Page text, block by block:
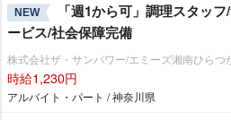
NEW
「週1から可」調理スタッ
ービス/社会保障完備
株式会社ザ・サンパワー/エミーズ湘南ひらつ
時給1,230円
アルバイト・パート / 神奈川県